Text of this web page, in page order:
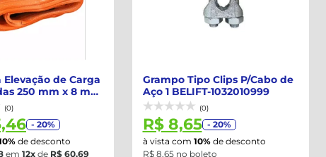
de Carga
250 mm x 8 m
(0)
- 20%
de desconto
em 12x de R$ 60,69
Grampo Tipo Clips P/Cabo de
Aço 1 BELIFT-1032010999
(0)
R$ 8,65 - 20%
à vista com 10%de desconto
R$ 8,65 no boleto